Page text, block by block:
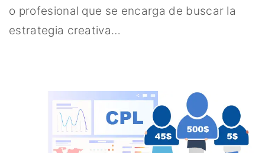
o profesional que se encarga de buscar la
estrategia creativa…